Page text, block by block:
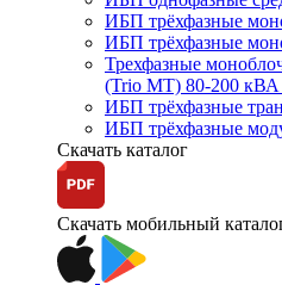
ИБП трёхфазные
ИБП трёхфазные
Трехфазные
(Trio MT) 80-200
ИБП трёхфазные
ИБП трёхфазные
Скачать каталог
Скачать мобильный